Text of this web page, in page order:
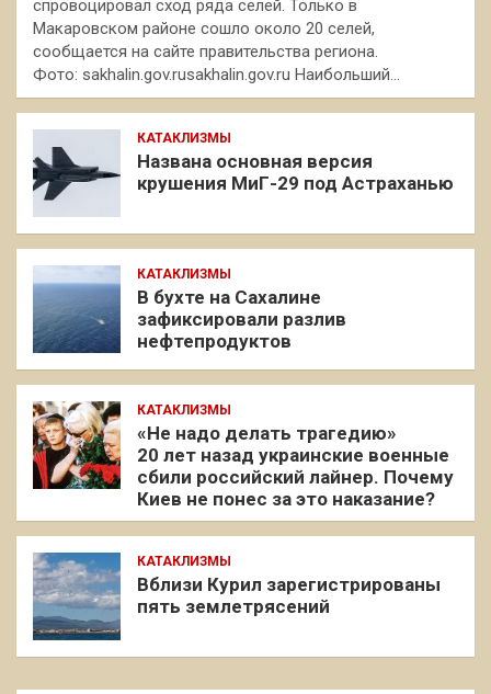
спровоцировал сход ряда селей. Только в
Макаровском районе сошло около 20 селей,
сообщается на сайте правительства региона.
Фото: sakhalin.gov.rusakhalin.gov.ru Наибольший…
КАТАКЛИЗМЫ
Названа основная версия
крушения МиГ-29 под Астраханью
КАТАКЛИЗМЫ
В бухте на Сахалине
зафиксировали разлив
нефтепродуктов
КАТАКЛИЗМЫ
«Не надо делать трагедию»
20 лет назад украинские военные
сбили российский лайнер. Почему
Киев не понес за это наказание?
КАТАКЛИЗМЫ
Вблизи Курил зарегистрированы
пять землетрясений